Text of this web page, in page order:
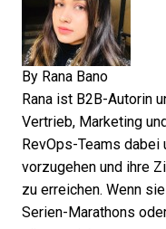
By Rana Bano
Rana ist B2B-Autorin
Vertrieb, Marketing
RevOps-Teams
vorzugehen und ihre
zu erreichen. Wenn
Serien-Marathons